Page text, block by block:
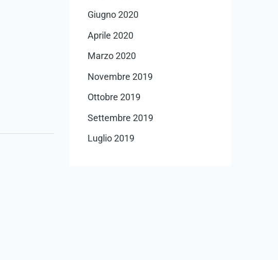
Giugno 2020
Aprile 2020
Marzo 2020
Novembre 2019
Ottobre 2019
Settembre 2019
Luglio 2019